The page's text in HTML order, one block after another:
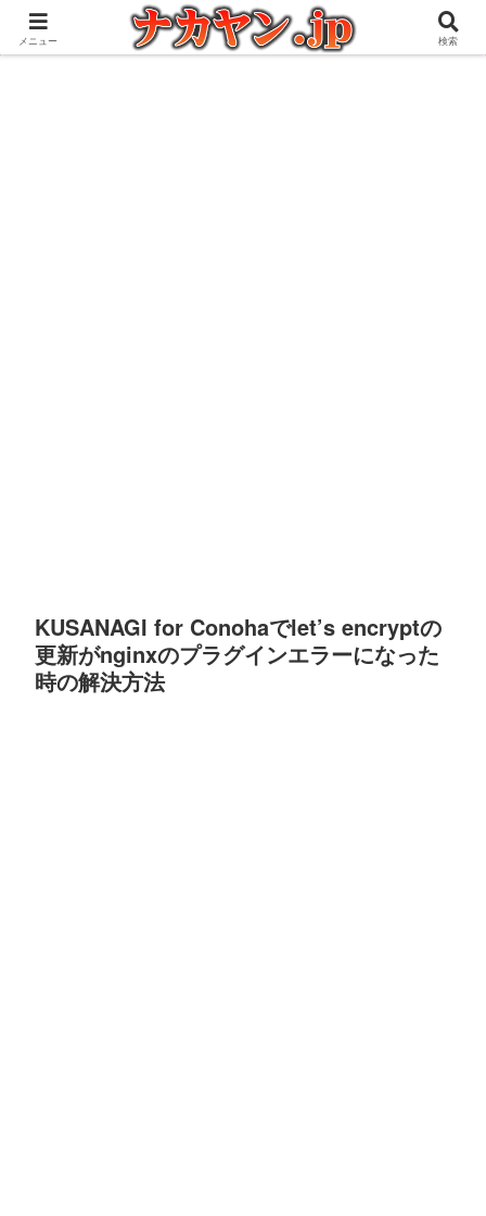
アウトドアとガジェット好きな管理人の愉快な日々を綴るブログ
KUSANAGI for Conohaでlet’s encryptの
更新がnginxのプラグインエラーになった
時の解決方法
メニュー 検索